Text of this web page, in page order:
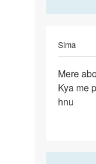
Sima
Mere
abotion
ko
Mere
Kya me
hnu